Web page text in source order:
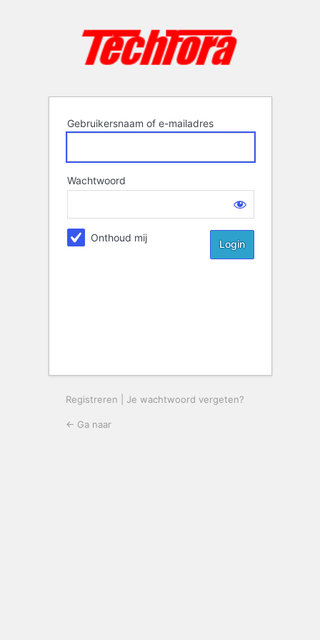
Gebruikersnaam of e-mailadres
Wachtwoord
Onthoud mij
Registreren Je wachtwoord vergeten?
← Ga naar